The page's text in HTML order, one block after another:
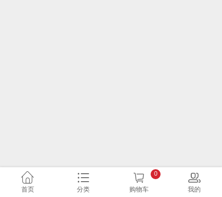
首页 分类 购物车
0
我的